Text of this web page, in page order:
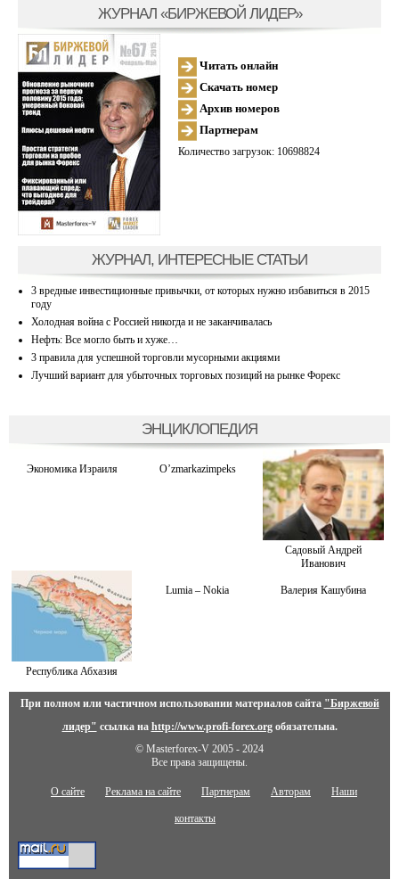
ЖУРНАЛ «БИРЖЕВОЙ ЛИДЕР»
Читать онлайн
Скачать номер
Архив номеров
Партнерам
Количество загрузок: 10698824
ЖУРНАЛ, ИНТЕРЕСНЫЕ СТАТЬИ
3 вредные инвестиционные привычки, от которых нужно избавиться в 2015
году
Холодная война с Россией никогда и не заканчивалась
Нефть: Все могло быть и хуже…
3 правила для успешной торговли мусорными акциями
Лучший вариант для убыточных торговых позиций на рынке Форекс
ЭНЦИКЛОПЕДИЯ
Экономика Израиля O’zmarkazimpeks
Садовый Андрей
Иванович
Республика Абхазия
Lumia – Nokia Валерия Кашубина
При полном или частичном использовании материалов сайта "Биржевой
лидер" ссылка на http://www.profi-forex.orgобязательна.
© Masterforex-V 2005 - 2024
Все права защищены.
О сайте Реклама на сайте Партнерам Авторам Наши
контакты